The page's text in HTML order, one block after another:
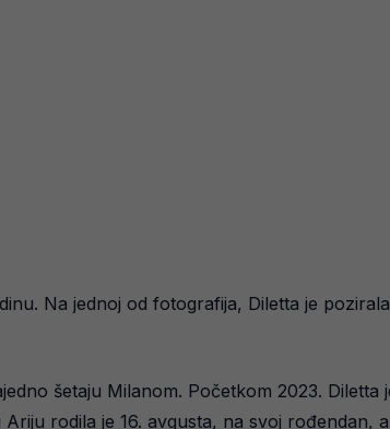
Na jednoj od fotografija, Diletta je
šetaju Milanom. Početkom 2023. Diletta
rodila je 16. avgusta, na svoj rođendan,